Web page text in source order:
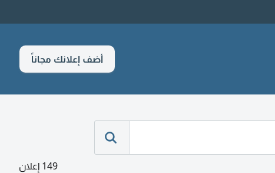
أضف إعلانك مجاناً
149 إعلان